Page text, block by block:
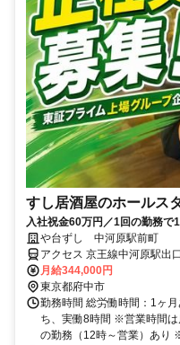
すし居酒屋のホールス
入社祝金60万円／1回の勤務で
境づくりに力を入れています◎
や台ずし 中河原駅前町
アクセス 京王線中河原駅出
月給344,000円
東京都府中市
勤務時間 総労働時間：1ヶ
ち、実働8時間 ※営業時間
の勤務（12時～営業）あり